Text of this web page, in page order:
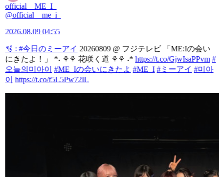
official__ME_I_
@official__me_i_
2026.08.09 04:55
🫧 :#今日のミーアイ 20260809 @ フジテレビ 「ME:Iの会い
にきたよ！」 *˖ ⚘⚘ 花咲く道 ⚘⚘ ˖*https://t.co/GjwIsaPPvm #
오늘의미아이
#ME_Iの会いにきたよ #ME_I #ミーアイ #미아
이
https://t.co/f5L5Pw72lL